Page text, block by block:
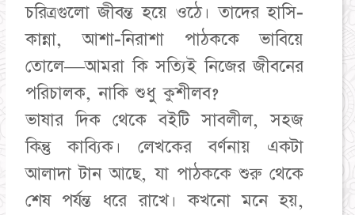
চরিত্রগুলো জীবন্ত হয়ে ওঠে। তাদের হাসি-
কান্না, আশা-নিরাশা পাঠককে ভাবিয়ে
তোলে—আমরা কি সত্যিই নিজের জীবনের
পরিচালক, নাকি শুধু কুশীলব?
ভাষার দিক থেকে বইটি সাবলীল, সহজ
কিন্তু কাব্যিক। লেখকের বর্ণনায় একটা
আলাদা টান আছে, যা পাঠককে শুরু থেকে
শেষ পর্যন্ত ধরে রাখে। কখনো মনে হয়,